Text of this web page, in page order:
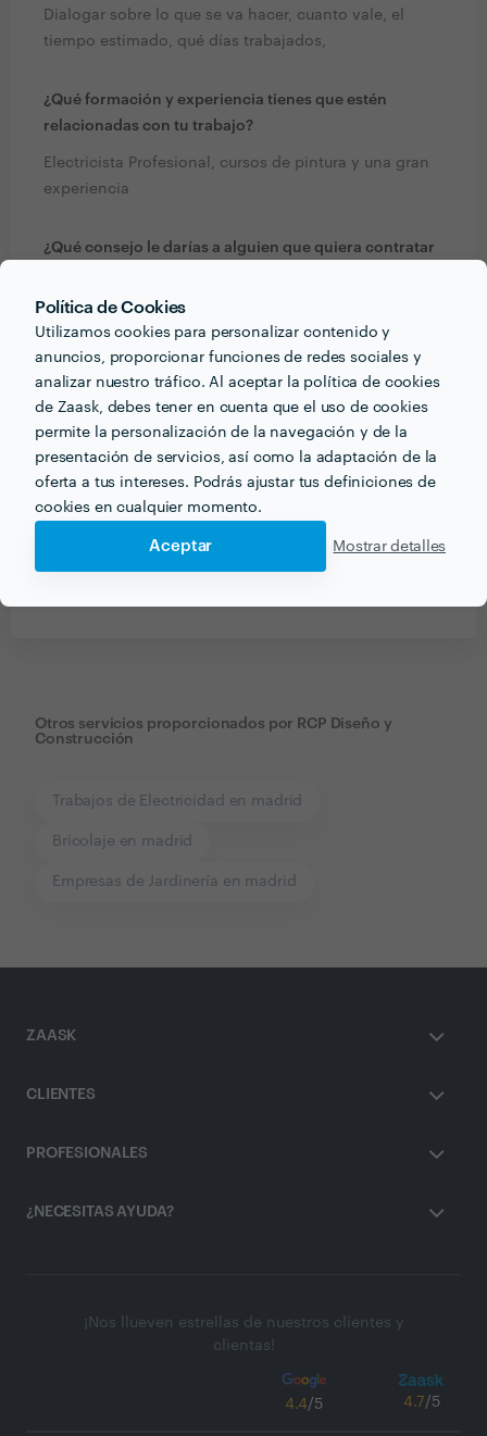
Política de Cookies
Utilizamos cookies para personalizar contenido y
anuncios, proporcionar funciones de redes sociales y
analizar nuestro tráfico. Al aceptar la política de cookies
de Zaask, debes tener en cuenta que el uso de cookies
permite la personalización de la navegación y de la
presentación de servicios, así como la adaptación de la
oferta a tus intereses. Podrás ajustar tus definiciones de
cookies en cualquier momento.
Aceptar Mostrar detalles
Dialogar sobre lo que se va hacer, cuanto vale, el
tiempo estimado, qué días trabajados,
¿Qué formación y experiencia tienes que estén
relacionadas con tu trabajo?
Electricista Profesional, cursos de pintura y una gran
experiencia
¿Qué consejo le darías a alguien que quiera contratar
en cuenta?
Una persona muy responsable, que termine su trabajo
completo, excelente información durante el trabajo,
buenos precios
Recibe varias propuestas de profesionales como
Otros servicios proporcionados por RCP Diseño y
Construcción
Trabajos de Electricidad en madrid
Bricolaje en madrid
Empresas de Jardinería en madrid
ZAASK
CLIENTES
PROFESIONALES
¿NECESITAS AYUDA?
¡Nos llueven estrellas de nuestros clientes y
clientas!
4.4/5 4.7/5